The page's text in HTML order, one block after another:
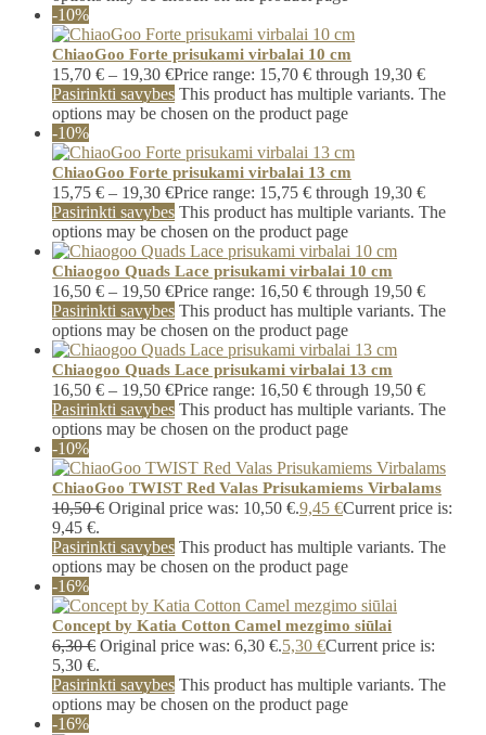
-10%
ChiaoGoo Forte prisukami virbalai 10 cm
15,70 € – 19,30 €Price range: 15,70 € through 19,30 €
Pasirinkti savybes This product has multiple variants. The
options may be chosen on the product page
-10%
ChiaoGoo Forte prisukami virbalai 13 cm
15,75 € – 19,30 €Price range: 15,75 € through 19,30 €
Pasirinkti savybes This product has multiple variants. The
options may be chosen on the product page
Chiaogoo Quads Lace prisukami virbalai 10 cm
16,50 € – 19,50 €Price range: 16,50 € through 19,50 €
Pasirinkti savybes This product has multiple variants. The
options may be chosen on the product page
Chiaogoo Quads Lace prisukami virbalai 13 cm
16,50 € – 19,50 €Price range: 16,50 € through 19,50 €
Pasirinkti savybes This product has multiple variants. The
options may be chosen on the product page
-10%
ChiaoGoo TWIST Red Valas Prisukamiems Virbalams
10,50€ Original price was: 10,50 €.9,45 €Current price is:
9,45 €.
Pasirinkti savybes This product has multiple variants. The
options may be chosen on the product page
-16%
Concept by Katia Cotton Camel mezgimo siūlai
6,30€ Original price was: 6,30 €.5,30 €Current price is:
5,30 €.
Pasirinkti savybes This product has multiple variants. The
options may be chosen on the product page
-16%